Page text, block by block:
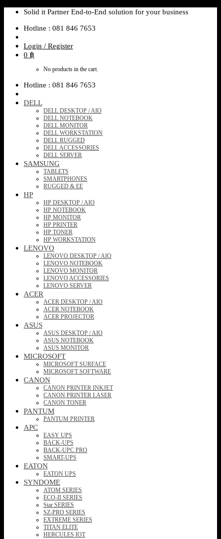
Skip
content
Solid it Partner End-to-End solution for your business
Hotline : 081 846 7653
Login / Register
0 ฿
No products in the cart.
Hotline : 081 846 7653
DELL
DELL DESKTOP / AIO
DELL NOTEBOOK
DELL MONITOR
DELL WORKSTATION
DELL RUGGED
DELL ACCESSORIES
DELL SERVER
SAMSUNG
TABLETS
SMARTPHONES
RUGGED & EE
HP
HP DESKTOP / AIO
HP NOTEBOOK
HP MONITOR
HP PRINTER
HP TONER
HP WORKSTATION
LENOVO
LENOVO DESKTOP / AIO
LENOVO NOTEBOOK
LENOVO MONITOR
LENOVO ACCESSORIES
LENOVO SERVER
ACER
ACER DESKTOP / AIO
ACER NOTEBOOK
ACER PROJECTOR
ASUS
ASUS DESKTOP / AIO
ASUS NOTEBOOK
ASUS MONITOR
MICROSOFT
MICROSOFT SURFACE
MICROSOFT SOFTWARE
CANON
CANON PRINTER INKJET
CANON PRINTER LASER
CANON TONER
PANTUM
PANTUM PRINTER
APC
EASY UPS
BACK-UPS
BACK-UPC PRO
SMART-UPS
EATON
EATON UPS
SYNDOME
ATOM SERIES
ECO-II SERIES
Star SERIES
SZ-PRO SERIES
EXTREME SERIES
TITAN ELITE
HERCULES IOT